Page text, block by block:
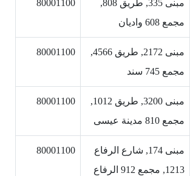
مبنى 335, طريق 808,
مجمع 608 واديان
80001100
مبنى 2172, طريق 4566,
مجمع 745 سند
80001100
مبنى 3200, طريق 1012,
مجمع 810 مدينة عيسى
80001100
مبنى 174, شارع الرفاع
1213, مجمع 912 الرفاع
80001100